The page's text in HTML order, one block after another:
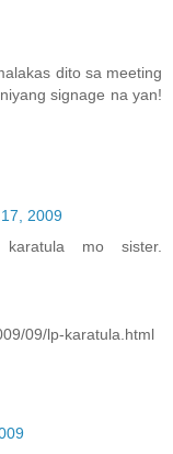
dito sa meeting
signage na yan!
2009
mo sister.
09/lp-karatula.html